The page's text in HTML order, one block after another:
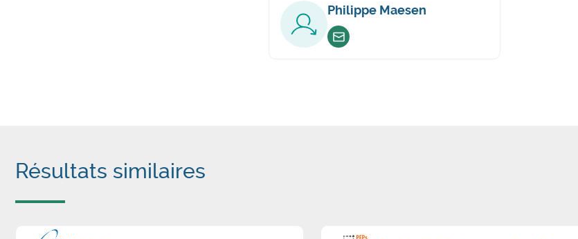
Philippe Maesen
Envoyer un email
Résultats similaires